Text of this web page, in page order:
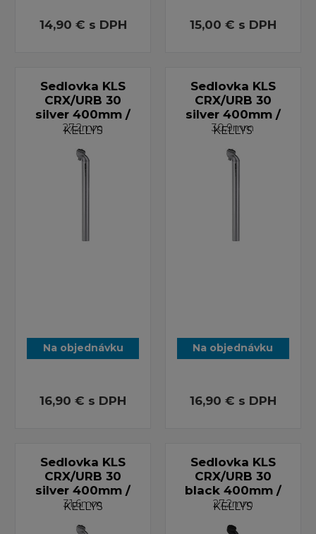
14,90 € s DPH 15,00 € s DPH
Sedlovka KLS
CRX/URB 30
silver 400mm /
27,2mm
KELLYS
Na objednávku
16,90 € s DPH
Sedlovka KLS
CRX/URB 30
silver 400mm /
30,9mm
KELLYS
Na objednávku
16,90 € s DPH
Sedlovka KLS
CRX/URB 30
silver 400mm /
31,6mm
KELLYS
Sedlovka KLS
CRX/URB 30
black 400mm /
27,2mm
KELLYS